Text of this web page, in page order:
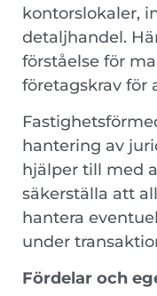
kontorslokaler,
detaljhandel.
förståelse för
företagskrav för
hantering av
hjälper till med
säkerställa att
hantera
under
Fördelar och